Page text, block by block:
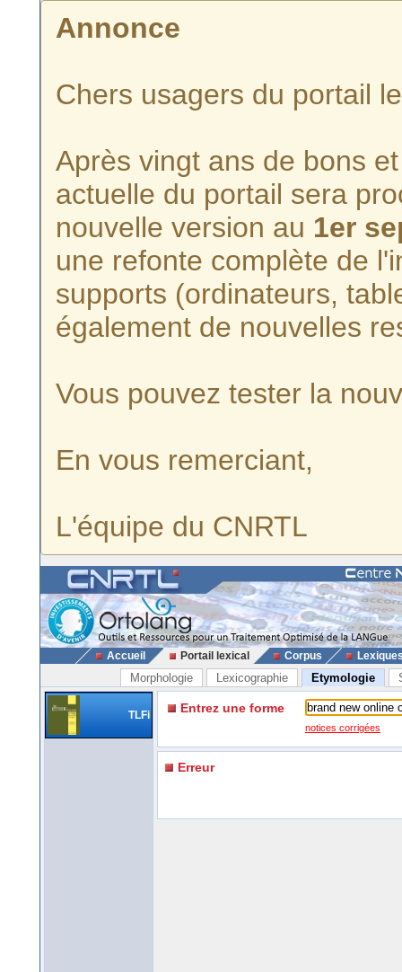
Annonce
Chers usagers du portail
Après vingt ans de bons
actuelle du portail sera
nouvelle version au 1er
une refonte complète de
supports (ordinateurs,
également de nouvelles
Vous pouvez tester la
En vous remerciant,
L'équipe du CNRTL
Accueil Portail lexical Corpus
Morphologie Lexicographie Etymologie
TLFi Entrez une forme
notices corrigées
Erreur